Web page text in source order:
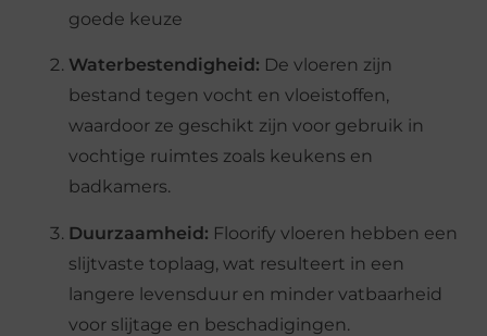
goede keuze
Waterbestendigheid: De vloeren zijn
bestand tegen vocht en vloeistoffen,
waardoor ze geschikt zijn voor gebruik in
vochtige ruimtes zoals keukens en
badkamers.
Duurzaamheid: Floorify vloeren hebben een
slijtvaste toplaag, wat resulteert in een
langere levensduur en minder vatbaarheid
voor slijtage en beschadigingen.